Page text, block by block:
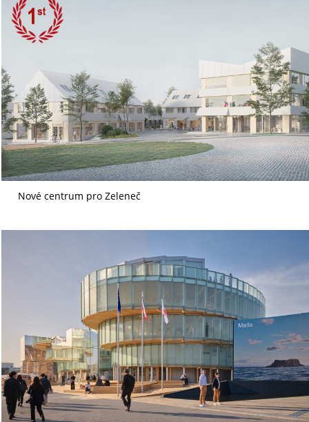
Nové centrum pro Zeleneč